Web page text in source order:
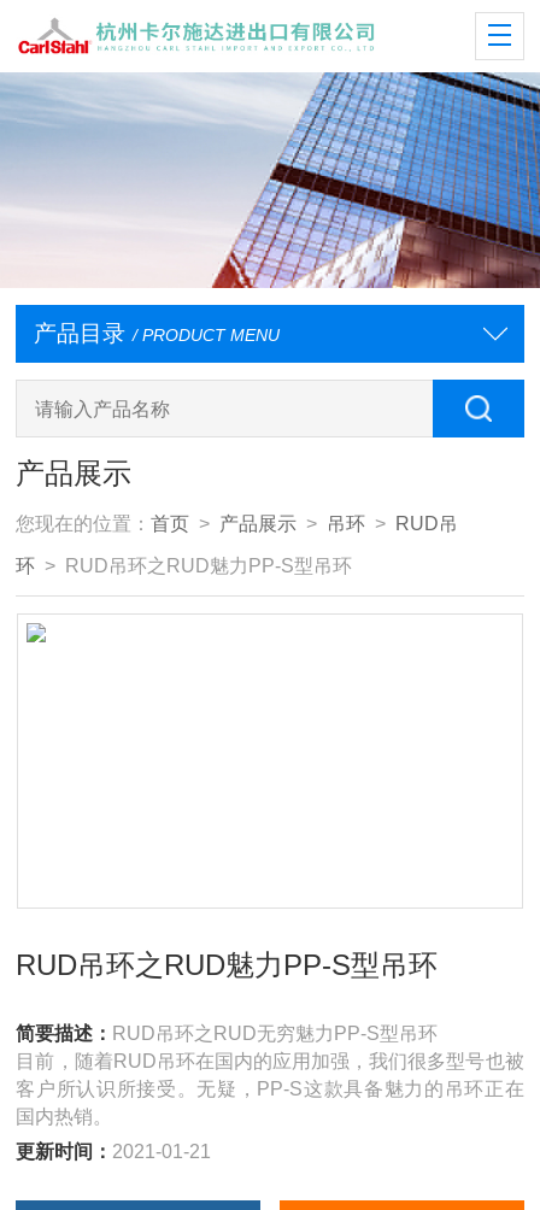
产品目录 / PRODUCT MENU
产品展示
您现在的位置：首页 > 产品展示 > 吊环 > RUD吊
环 > RUD吊环之RUD魅力PP-S型吊环
RUD吊环之RUD魅力PP-S型吊环
简要描述： RUD吊环之RUD无穷魅力PP-S型吊环
目前，随着RUD吊环在国内的应用加强，我们很多型号也被
客户所认识所接受。无疑，PP-S这款具备魅力的吊环正在
国内热销。
更新时间： 2021-01-21